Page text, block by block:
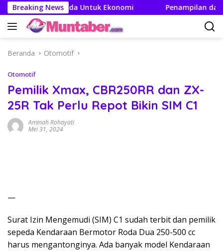
Langsung
ke
konten
Breaking News
Berganda Untuk Ekonomi Penampilan dan Efisien
Beranda Otomotif
Otomotif
Pemilik Xmax, CBR250RR dan ZX-
25R Tak Perlu Repot Bikin SIM C1
Aminah Rohayati
Mei 31, 2024
—
Surat Izin Mengemudi (SIM) C1 sudah terbit dan pemilik
sepeda Kendaraan Bermotor Roda Dua 250-500 cc
harus mengantonginya. Ada banyak model Kendaraan